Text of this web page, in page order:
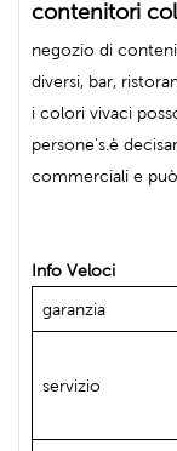
contenitori
negozio di
diversi, bar,
i colori vivaci
persone's.è
commerciali e
Info Veloci
garanzia
servizio